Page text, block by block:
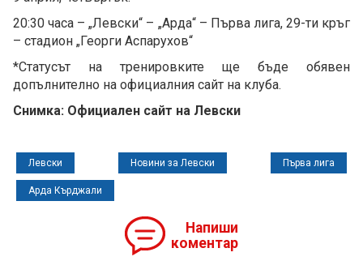
20:30 часа – „Левски“ – „Арда“ – Първа лига, 29-ти кръг
– стадион „Георги Аспарухов“
*Статусът на тренировките ще бъде обявен
допълнително на официалния сайт на клуба.
Снимка: Официален сайт на Левски
Левски Новини за Левски Първа лига
Арда Кърджали
Напиши
коментар